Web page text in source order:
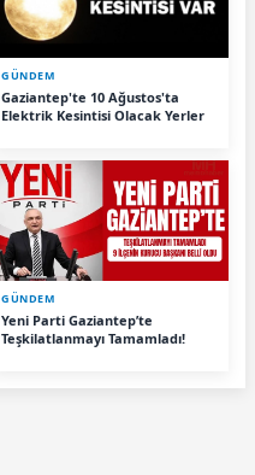
GÜNDEM
Gaziantep'te 10 Ağustos'ta
Elektrik Kesintisi Olacak Yerler
GÜNDEM
Yeni Parti Gaziantep’te
Teşkilatlanmayı Tamamladı!